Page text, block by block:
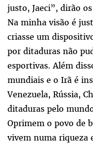
justo, Jaeci”, dirão
Na minha visão é
criasse um
por ditaduras não
esportivas. Além
mundiais e o Irã é
Venezuela, Rússia,
ditaduras pelo
Oprimem o povo de
vivem numa riqueza